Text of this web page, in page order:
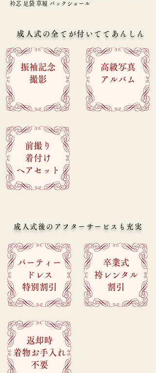
衿芯 足袋 草履 バックショール
成人式の全てが付いててあんしん
振袖記念
撮影
前撮り
着付け
​ヘアセット
高級写真
アルバム
成人式後のアフターサービスも充実
パーティー
ドレス
​特別割引
返却時
着物お手入れ
​不要
卒業式
袴レンタル
​割引